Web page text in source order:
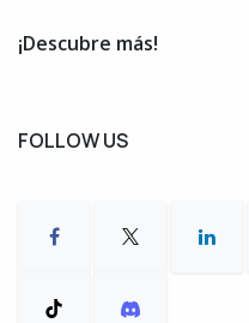
¡Descubre más!
FOLLOW US